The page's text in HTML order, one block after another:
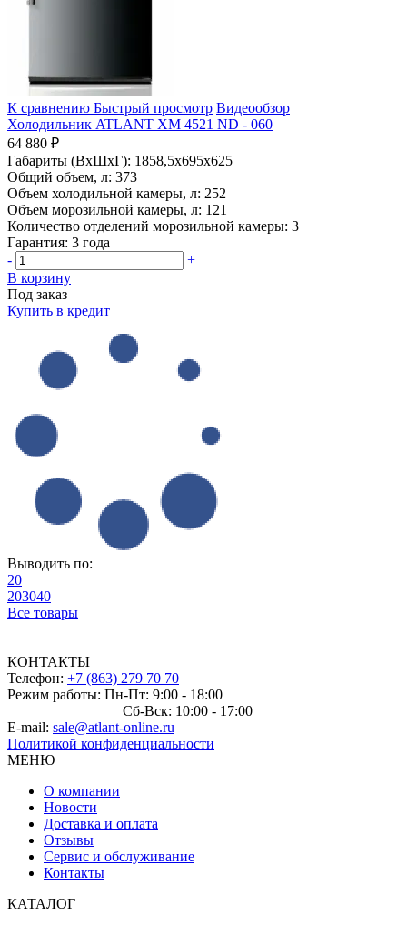
К сравнению Быстрый просмотр Видеообзор
Холодильник ATLANT ХМ 4521 ND - 060
64 880 ₽
Габариты (ВхШхГ): 1858,5x695x625
Общий объем, л: 373
Объем холодильной камеры, л: 252
Объем морозильной камеры, л: 121
Количество отделений морозильной камеры: 3
Гарантия: 3 года
-
+
В корзину
Под заказ
Купить в кредит
Выводить по:
20
203040
Все товары
КОНТАКТЫ
Телефон: +7 (863) 279 70 70
Режим работы: Пн-Пт: 9:00 - 18:00
Сб-Вск: 10:00 - 17:00
E-mail: sale@atlant-online.ru
Политикой конфиденциальности
МЕНЮ
О компании
Новости
Доставка и оплата
Отзывы
Сервис и обслуживание
Контакты
КАТАЛОГ